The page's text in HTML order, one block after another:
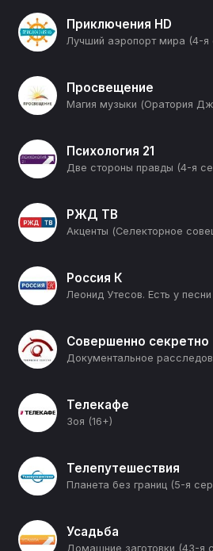
Приключения HD
Лучший аэропорт мира (4-я
Просвещение
Психология 21
Две стороны правды (4-я
РЖД ТВ
Акценты (Селекторное
Россия К
Леонид Утесов. Есть у песни
Совершенно секретно
Телекафе
Зоя (16+)
Телепутешествия
Планета без границ (5-я
Усадьба
Домашние заготовки (43-я